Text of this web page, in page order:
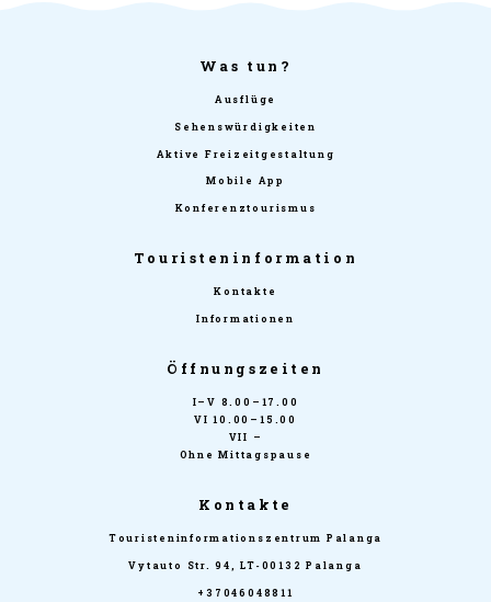
Was tun?
Ausflüge
Sehenswürdigkeiten
Aktive Freizeitgestaltung
Mobile App
Konferenztourismus
Touristeninformation
Kontakte
Informationen
Öffnungszeiten
I–V 8.00–17.00
VI 10.00–15.00
VII –
Ohne Mittagspause
Kontakte
Touristeninformationszentrum Palanga
Vytauto Str. 94, LT-00132 Palanga
+37046048811